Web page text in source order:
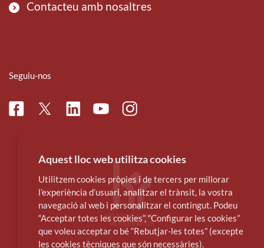
Contacteu amb nosaltres
Seguiu-nos
FacebookTwitterLinkedinYoutubeInstagram
Aquest lloc web utilitza cookies
Utilitzem cookies pròpies i de tercers per millorar
l’experiència d’usuari, analitzar el trànsit, la vostra
navegació al web i personalitzar el contingut. Podeu
“Acceptar totes les cookies”, “Configurar les cookies”
que voleu acceptar o bé “Rebutjar-les totes” (excepte
les cookies tècniques que són necessàries).